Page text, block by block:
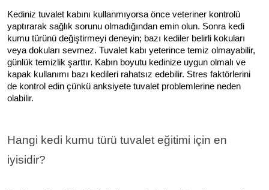
Kediniz tuvalet kabını kullanmıyorsa önce veteriner kontrolü
yaptırarak sağlık sorunu olmadığından emin olun. Sonra kedi
kumu türünü değiştirmeyi deneyin; bazı kediler belirli kokuları
veya dokuları sevmez. Tuvalet kabı yeterince temiz olmayabilir,
günlük temizlik şarttır. Kabın boyutu kedinize uygun olmalı ve
kapak kullanımı bazı kedileri rahatsız edebilir. Stres faktörlerini
de kontrol edin çünkü anksiyete tuvalet problemlerine neden
olabilir.
Hangi kedi kumu türü tuvalet eğitimi için en
iyisidir?